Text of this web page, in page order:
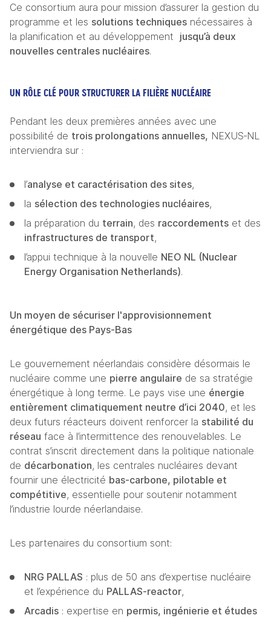
Ce consortium aura pour mission d’assurer la gestion du
programme et les solutions techniques nécessaires à
la planification et au développement jusqu’à deux
nouvelles centrales nucléaires.
UN RÔLE CLÉ POUR STRUCTURER LA FILIÈRE NUCLÉAIRE
Pendant les deux premières années avec une
possibilité de trois prolongations annuelles, NEXUS‑NL
interviendra sur :
l’analyse et caractérisation des sites,
la sélection des technologies nucléaires,
la préparation du terrain, des raccordements
infrastructures de transport,
l’appui technique à la nouvelle NEO NL (Nuclear
Energy Organisation Netherlands).
Un moyen de sécuriser l'approvisionnement
énergétique des Pays-Bas
Le gouvernement néerlandais considère désormais le
nucléaire comme une pierre angulaire de sa stratégie
énergétique à long terme. Le pays vise une énergie
entièrement climatiquement neutre d’ici 2040, et les
deux futurs réacteurs doivent renforcer la stabilité du
réseau face à l’intermittence des renouvelables. Le
contrat s’inscrit directement dans la politique nationale
de décarbonation, les centrales nucléaires devant
fournir une électricité bas-carbone, pilotable et
compétitive, essentielle pour soutenir notamment
l’industrie lourde néerlandaise.
Les partenaires du consortium sont:
NRG PALLAS : plus de 50 ans d’expertise nucléaire
et l’expérience du PALLAS‑reactor,
Arcadis : expertise en permis, ingénierie et études